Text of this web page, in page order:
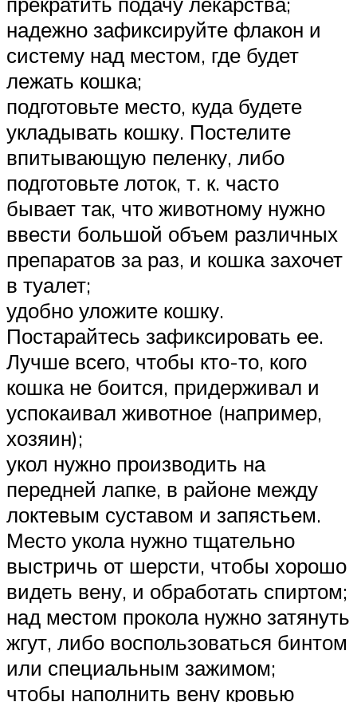
надежно зафиксируйте флакон и
систему над местом, где будет
лежать кошка;
подготовьте место, куда будете
укладывать кошку. Постелите
впитывающую пеленку, либо
подготовьте лоток, т. к. часто
бывает так, что животному нужно
ввести большой объем различных
препаратов за раз, и кошка захочет
в туалет;
удобно уложите кошку.
Постарайтесь зафиксировать ее.
Лучше всего, чтобы кто-то, кого
кошка не боится, придерживал и
успокаивал животное (например,
хозяин);
укол нужно производить на
передней лапке, в районе между
локтевым суставом и запястьем.
Место укола нужно тщательно
выстричь от шерсти, чтобы хорошо
видеть вену, и обработать спиртом;
над местом прокола нужно затянуть
жгут, либо воспользоваться бинтом
или специальным зажимом;
чтобы наполнить вену кровью